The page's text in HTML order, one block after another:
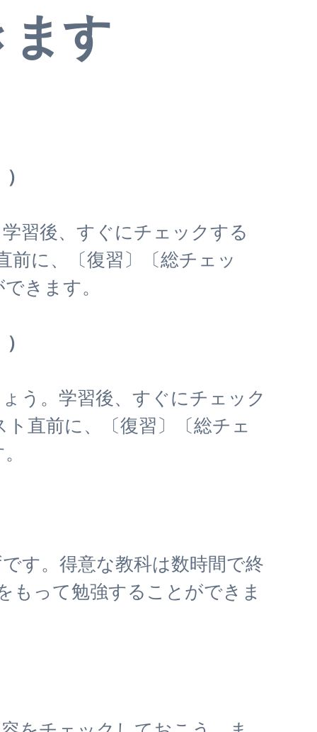
す
習後、すぐにチェックする
に、〔復習〕〔総チェッ
きます。
う。学習後、すぐにチェック
直前に、〔復習〕〔総チェ
す。得意な教科は数時間で終
もって勉強することができま